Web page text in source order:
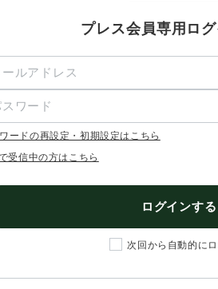
プレス会員専用ロ
ードの再設定・初期設定はこちら
受信中の方はこちら
ログインする
次回から自動的に